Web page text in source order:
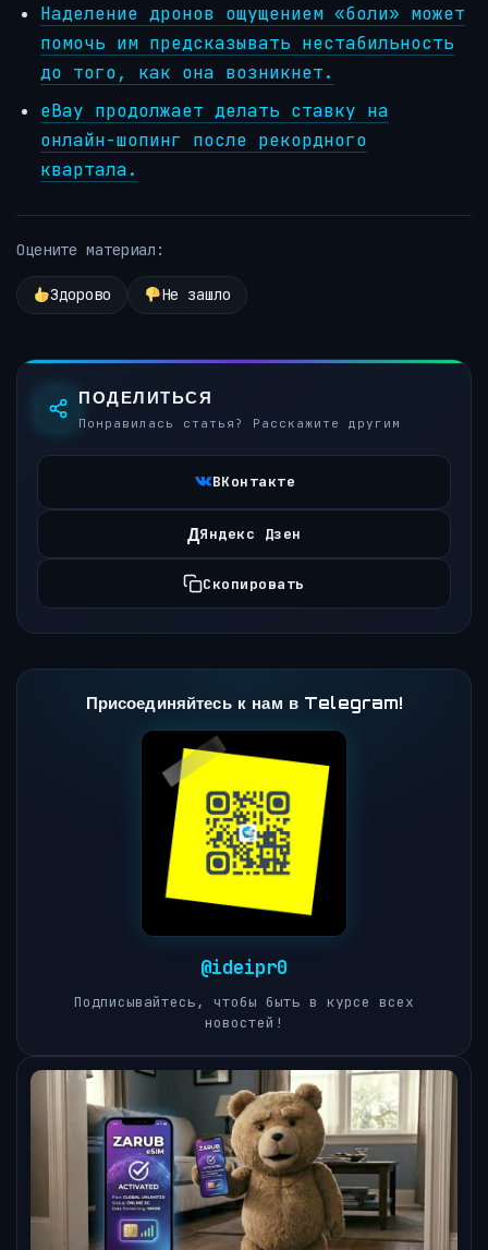
Наделение дронов ощущением «боли» может
помочь им предсказывать нестабильность
до того, как она возникнет.
eBay продолжает делать ставку на
онлайн-шопинг после рекордного
квартала.
Оцените материал:
Здорово Не зашло
ПОДЕЛИТЬСЯ
Понравилась статья? Расскажите другим
ВКонтакте
ДЯндекс Дзен
Скопировать
Присоединяйтесь к нам в Telegram!
@ideipr0
Подписывайтесь, чтобы быть в курсе всех
новостей!